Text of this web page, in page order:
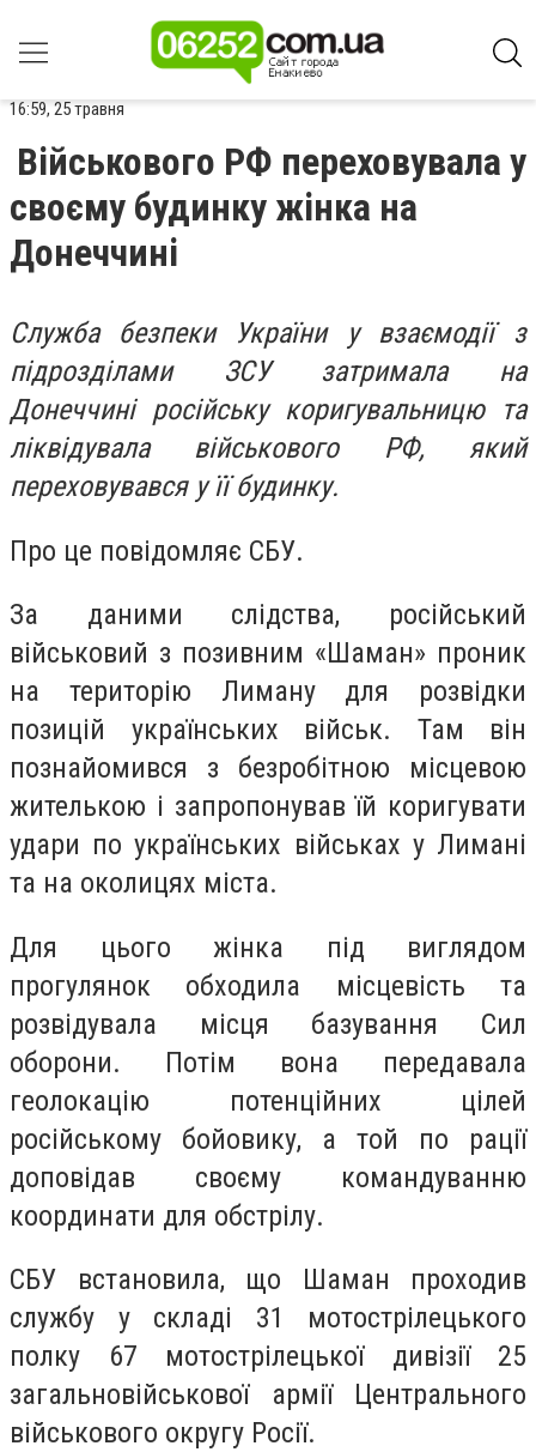
16:59, 25 травня
Військового РФ переховувала у
своєму будинку жінка на
Донеччині
Служба безпеки України у взаємодії з
підрозділами ЗСУ затримала на
Донеччині російську коригувальницю та
ліквідувала військового РФ, який
переховувався у її будинку.
Про це повідомляє СБУ.
За даними слідства, російський
військовий з позивним «Шаман» проник
на територію Лиману для розвідки
позицій українських військ. Там він
познайомився з безробітною місцевою
жителькою і запропонував їй коригувати
удари по українських військах у Лимані
та на околицях міста.
Для цього жінка під виглядом
прогулянок обходила місцевість та
розвідувала місця базування Сил
оборони. Потім вона передавала
геолокацію потенційних цілей
російському бойовику, а той по рації
доповідав своєму командуванню
координати для обстрілу.
СБУ встановила, що Шаман проходив
службу у складі 31 мотострілецького
полку 67 мотострілецької дивізії 25
загальновійськової армії Центрального
військового округу Росії.